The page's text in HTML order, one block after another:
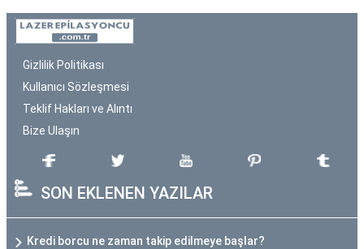
Gizlilik Politikası
Kullanıcı Sözleşmesi
Teklif Hakları ve Alıntı
Bize Ulaşın
SON EKLENEN YAZILAR
Kredi borcu ne zaman takip edilmeye başlar?